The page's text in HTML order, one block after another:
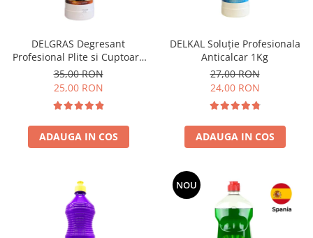
DELGRAS Degresant
Profesional Plite si Cuptoare
1L
35,00 RON
25,00 RON
ADAUGA IN COS
DELKAL Soluție Profesionala
Anticalcar 1Kg
27,00 RON
24,00 RON
ADAUGA IN COS
NOU